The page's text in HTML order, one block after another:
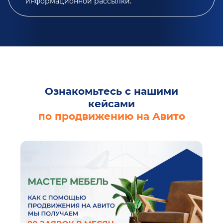
Ознакомьтесь с нашими
кейсами
по продвижению на Авито